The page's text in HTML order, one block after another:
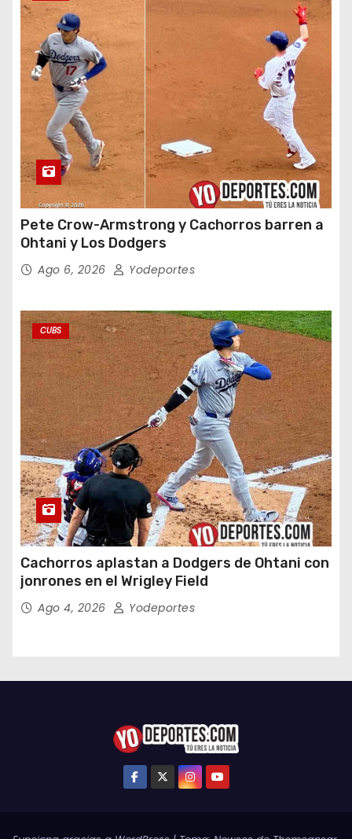
Pete Crow-Armstrong y Cachorros barren a
Ohtani y Los Dodgers
Ago 6, 2026 Yodeportes
CUBS
Cachorros aplastan a Dodgers de Ohtani con
jonrones en el Wrigley Field
Ago 4, 2026 Yodeportes